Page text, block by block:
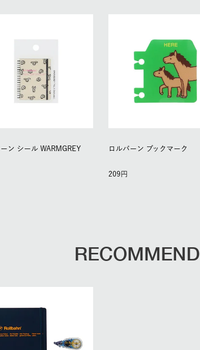
ン シール WARMGREY ロルバーン ブックマーク
209
RECOMMEND